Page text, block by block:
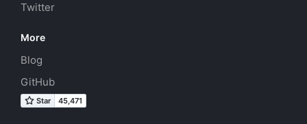
Twitter
More
Blog
GitHub